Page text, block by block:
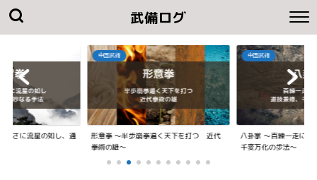
武備ログ
さに流星の如し、通
中国武術
形意拳 ～半歩崩拳遍く天下を打つ 近代
拳術の雄～
中国武術
八卦掌 ～百練一走に如
千変万化の歩法～